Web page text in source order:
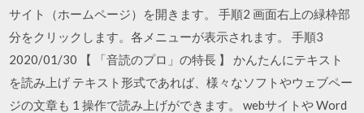
サイト（ホームページ）を開きます。 手順2 画面右上の緑枠部
分をクリックします。各メニューが表示されます。 手順3
2020/01/30 【 「音読のプロ」の特長 】 かんたんにテキスト
を読み上げ テキスト形式であれば、様々なソフトやウェブペー
ジの文章も 1 操作で読み上げができます。 webサイトや Word